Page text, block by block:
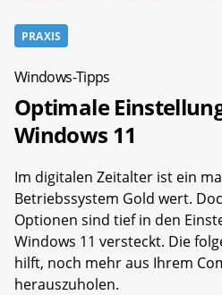
PRAXIS
Windows-Tipps
Optimale
Windows 11
Im digitalen Zeitalter ist ein
Betriebssystem Gold wert.
Optionen sind tief in den
Windows 11 versteckt. Die
hilft, noch mehr aus Ihrem
herauszuholen.